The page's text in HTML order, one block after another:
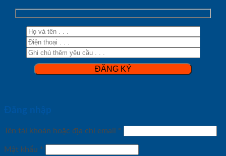
Đăng nhập
Tên tài khoản hoặc địa chỉ email *
Mật khẩu *